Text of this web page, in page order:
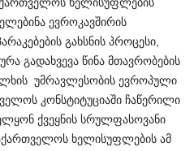
ხელისუფლების
ევროკავშირის
გახსნის პროცესი,
გადახვევა წინა მთავრობების
უმრავლესობის ევროპული
კონსტიტუციაში ჩაწერილი
ქვეყნის სრულფასოვანი
ხელისუფლების ამ